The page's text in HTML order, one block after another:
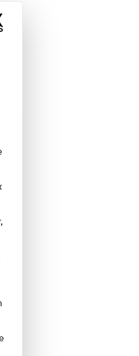
Masquer le